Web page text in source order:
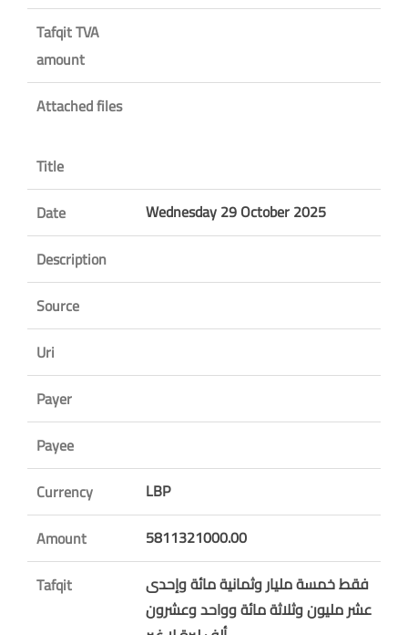
Tafqit TVA
amount
Attached files
Title
Date
Wednesday 29 October 2025
Description
Source
Uri
Payer
Payee
Currency
LBP
Amount
5811321000.00
Tafqit
فقط خمسة مليار وثمانية مائة وإحدى
عشر مليون وثلاثة مائة وواحد وعشرون